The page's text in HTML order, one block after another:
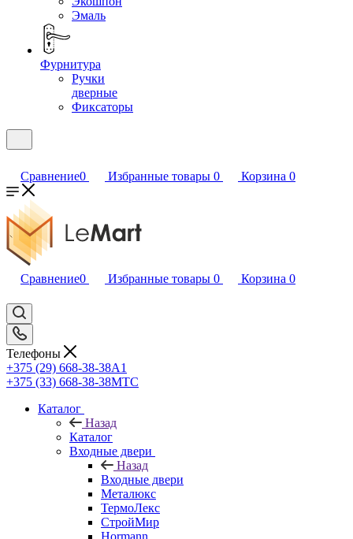
Эмаль
Фурнитура
Ручки
дверные
Фиксаторы
Сравнение0 Избранные товары 0 Корзина 0
Сравнение0 Избранные товары 0 Корзина 0
Телефоны
+375 (29) 668-38-38A1
+375 (33) 668-38-38МТС
Каталог
Назад
Каталог
Входные двери
Назад
Входные двери
Металюкс
ТермоЛекс
СтройМир
Hormann